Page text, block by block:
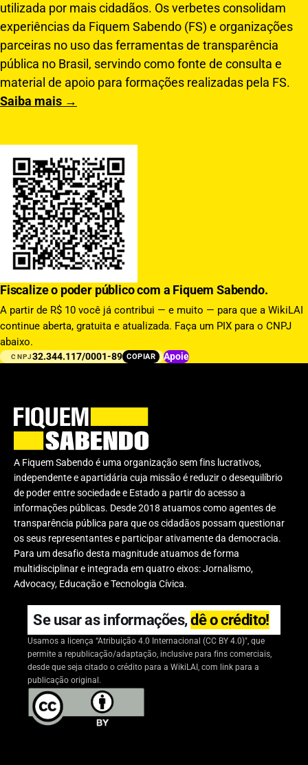
utilizada por mais cidadãos. Os verbetes consolidam
experiências da Fiquem Sabendo (FS) e organizações
parceiras no uso das ferramentas de transparência
pública no Brasil, servindo como fonte de consulta e
material de apoio para formações realizadas pela FS.
Saiba mais →
Fiscalize o poder público com a Fiquem Sabendo.
A partir de R$ 10 você já contribui — e muito — para que a WikiLAI
continue aberta, gratuita e atualizada. Faça um PIX para o CNPJ
abaixo.
CNPJ32.344.117/0001-89 COPIAR Apoie
A Fiquem Sabendo é uma organização sem fins lucrativos,
independente e apartidária cuja missão é reduzir o desequilíbrio
de poder entre sociedade e Estado a partir do acesso a
informações públicas. Desde 2018 atuamos como agentes de
transparência pública para que os cidadãos possam questionar
os seus representantes e participar ativamente da democracia.
Para um desafio desta magnitude atuamos de forma
multidisciplinar e integrada em quatro eixos: Jornalismo,
Advocacy, Educação e Tecnologia Cívica.
Se usar as informações,dê o crédito!
Usamos a licença “Atribuição 4.0 Internacional (CC BY 4.0)", que
permite a republicação/adaptação, inclusive para fins comerciais,
desde que seja citado o crédito para a WikiLAI, com link para a
publicação original.